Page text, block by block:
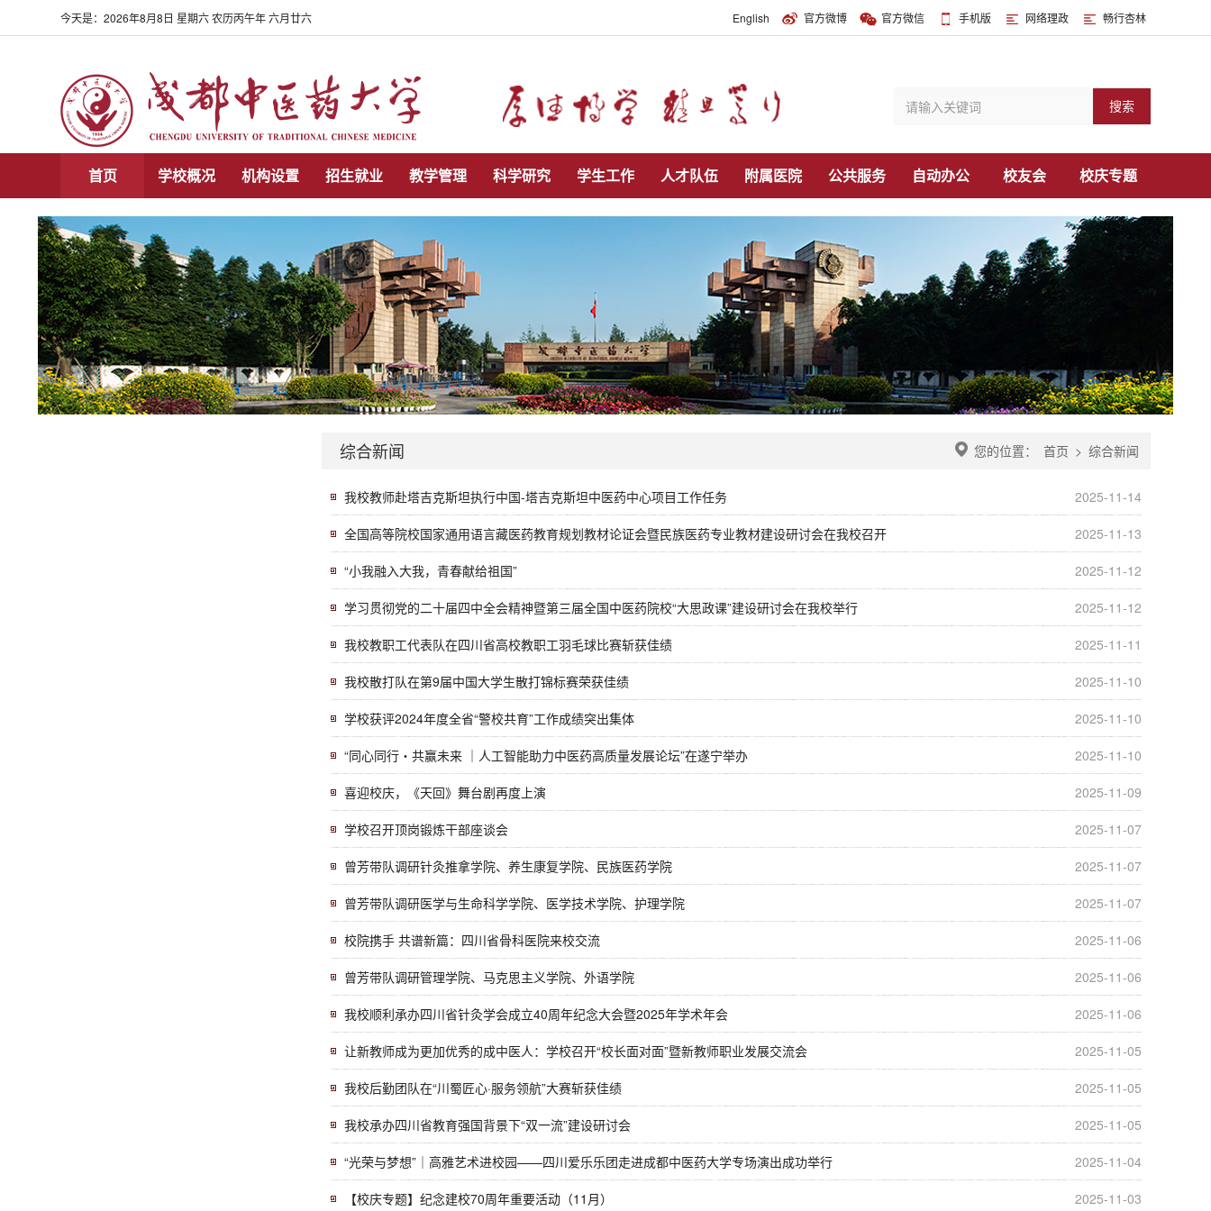
English 官方微博 官方微信 手机版 网络理政 畅行杏林
今天是： 2026年8月8日 星期六 农历丙午年 六月廿六
搜索
首页 学校概况 机构设置 招生就业 教学管理 科学研究 学生工作 人才队伍 附属医院 公共服务 自动办公 校友会 校庆专题
您的位置： 首页 > 综合新闻
综合新闻
2025-11-14
我校教师赴塔吉克斯坦执行中国-塔吉克斯坦中医药中心项目工作任务
2025-11-13
全国高等院校国家通用语言藏医药教育规划教材论证会暨民族医药专业教材建设研讨会在我校召开
2025-11-12
“小我融入大我，青春献给祖国”
2025-11-12
学习贯彻党的二十届四中全会精神暨第三届全国中医药院校“大思政课”建设研讨会在我校举行
2025-11-11
我校教职工代表队在四川省高校教职工羽毛球比赛斩获佳绩
2025-11-10
我校散打队在第9届中国大学生散打锦标赛荣获佳绩
2025-11-10
学校获评2024年度全省“警校共育”工作成绩突出集体
2025-11-10
“同心同行・共赢未来 ｜人工智能助力中医药高质量发展论坛”在遂宁举办
2025-11-09
喜迎校庆，《天回》舞台剧再度上演
2025-11-07
学校召开顶岗锻炼干部座谈会
2025-11-07
曾芳带队调研针灸推拿学院、养生康复学院、民族医药学院
2025-11-07
曾芳带队调研医学与生命科学学院、医学技术学院、护理学院
2025-11-06
校院携手 共谱新篇：四川省骨科医院来校交流
2025-11-06
曾芳带队调研管理学院、马克思主义学院、外语学院
2025-11-06
我校顺利承办四川省针灸学会成立40周年纪念大会暨2025年学术年会
2025-11-05
让新教师成为更加优秀的成中医人：学校召开“校长面对面”暨新教师职业发展交流会
2025-11-05
我校后勤团队在“川蜀匠心·服务领航”大赛斩获佳绩
2025-11-05
我校承办四川省教育强国背景下“双一流”建设研讨会
2025-11-04
“光荣与梦想”｜高雅艺术进校园——四川爱乐乐团走进成都中医药大学专场演出成功举行
2025-11-03
【校庆专题】纪念建校70周年重要活动（11月）